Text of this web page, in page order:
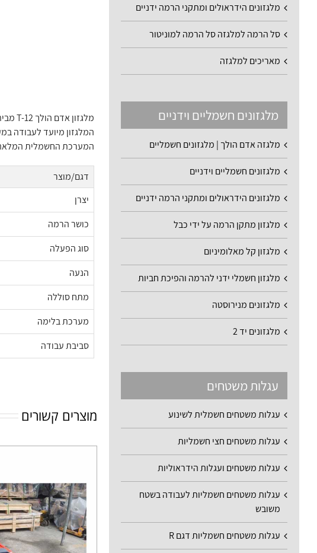
מלגזון אדם הולך T-12 מבית EOSLIFT הוא פתרון חשמלי קומפקטי ויעיל לשינוע והרמת משטחים בסביבה לוגיסטית.
המלגזון מיועד לעבודה
המערכת החשמלית המלאה
דגם/מוצר
יצרן
כושר הרמה
סוג הפעלה
הנעה
מתח סוללה
מערכת בלימה
סביבת עבודה
מוצרים קשורים
מלגזונים הידראולים ומתקני הרמה ידניים
סל הרמה למלגזה סל הרמה למוניטור
מאריכים למלגזה
מלגזונים חשמליים וידניים
מלגזה אדם הולך | מלגזונים חשמליים
מלגזונים חשמליים וידניים
מלגזונים הידראולים ומתקני הרמה ידניים
מלגזון מתקן הרמה על ידי כבל
מלגזון קל מאלומיניום
מלגזון חשמלי ידני להרמה והפיכת חביות
מלגזונים מנירוסטה
מלגזונים יד 2
עגלות משטחים
עגלות משטחים חשמלית לשינוע
עגלות משטחים חצי חשמליות
עגלות משטחים ועגלות הידראוליות
עגלות משטחים חשמליות לעבודה בשטח
משובש
עגלות משטחים חשמליות דגם R